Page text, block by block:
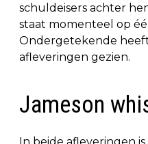
schuldeisers achter
staat momenteel op
Ondergetekende
afleveringen gezien.
Jameson
In beide afleveringen